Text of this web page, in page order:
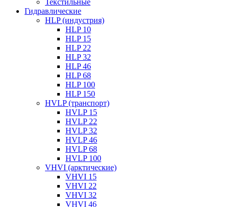
Текстильные
Гидравлические
HLP (индустрия)
HLP 10
HLP 15
HLP 22
HLP 32
HLP 46
HLP 68
HLP 100
HLP 150
HVLP (транспорт)
HVLP 15
HVLP 22
HVLP 32
HVLP 46
HVLP 68
HVLP 100
VHVI (арктические)
VHVI 15
VHVI 22
VHVI 32
VHVI 46